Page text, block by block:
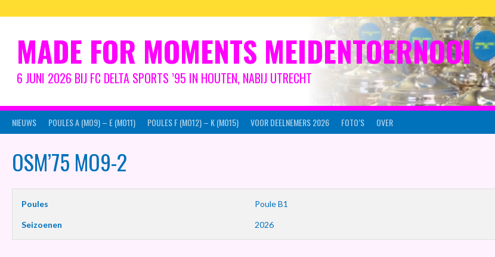
naar
MADE FOR MOMENTS MEIDENTOERNOOI
6 JUNI 2026 BIJ FC DELTA SPORTS ’95 IN HOUTEN, NABIJ UTRECHT
NIEUWS POULES A (MO9) – E (MO11) POULES F (MO12) – K (MO15) VOOR DEELNEMERS 2026 FOTO’S OVER
OSM’75 MO9-2
Poules Poule B1
Seizoenen 2026